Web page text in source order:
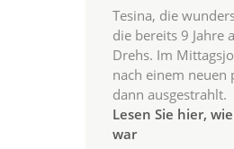
Tesina, die
die bereits 9 Jahre
Drehs. Im
nach einem neuen
dann ausgestrahlt.
Lesen Sie hier,
war